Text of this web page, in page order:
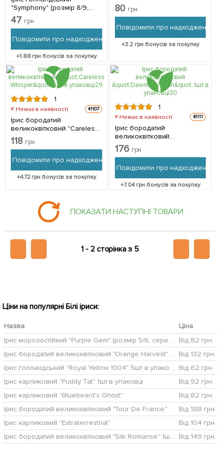
"Symphony" (розмір 8/9,
великий) 5шт в упаковці
47 грн
Повідомити про надходження
+1.88грн бонусів за покупку
середній) 5шт в упаковці
80 грн
Повідомити про надходження
+3.2 грн бонусів за покупку
1
Немає в наявності 41107
Ірис бородатий
великоквітковий "Careless
Whisper" 1шт в упаковці
118 грн
Повідомити про надходження
+4.72грн бонусів за покупку
1
Немає в наявності 41111
Ірис бородатий
великоквітковий
"Dawntown Man" 1шт в
упаковці
176 грн
Повідомити про надходження
+7.04грн бонусів за покупку
ПОКАЗАТИ НАСТУПНІ ТОВАРИ
1 - 2 сторінка з 5
Ціни на популярні Білі іриси:
Назва
Ціна
Ірис морозостійкий "Purple Gem" (розмір 5/6, середній) 5шт в упаковці
Від 82 грн.
Ірис бородатий великоквітковий "Orange Harvest" 1шт в упаковці Від 132 грн.
Ірис голландський "Royal Yellow 1004" 5шт в упаковці Від 62 грн.
Ірис карликовий "Puddy Tat" 1шт в упаковці
Від 92 грн.
Ірис карликовий "Bluebeard's Ghost"
Від 82 грн.
Ірис бородатий великоквітковий "Tour De France"
Від 188 грн.
Ірис карликовий "Extraterrestrial"
Від 104 грн.
Ірис бородатий великоквітковий "Silk Romanse" 1шт в упаковці Від 149 грн.